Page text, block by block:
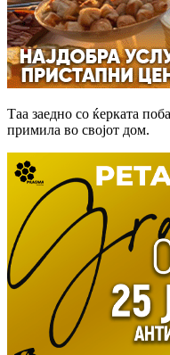
Таа заедно со ќерката
примила во својот дом.